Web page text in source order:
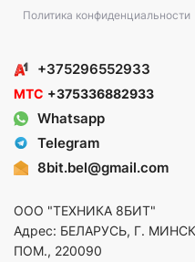
Политика конфиденциальности
+375296552933
МТС +375336882933
Whatsapp
Telegram
8bit.bel@gmail.com
ООО "ТЕХНИКА 8БИТ"
Адрес: БЕЛАРУСЬ, Г.
ПОМ., 220090